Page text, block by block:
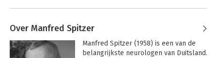
Over Manfred Spitzer
Manfred Spitzer (1958) is een van de
belangrijkste neurologen van Duitsland.